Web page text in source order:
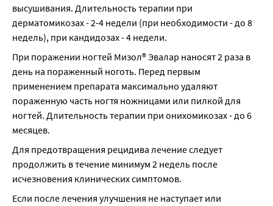
высушивания. Длительность терапии при
дерматомикозах - 2-4 недели (при необходимости - до 8
недель), при кандидозах - 4 недели.
При поражении ногтей Мизол® Эвалар наносят 2 раза в
день на пораженный ноготь. Перед первым
применением препарата максимально удаляют
пораженную часть ногтя ножницами или пилкой для
ногтей. Длительность терапии при онихомикозах - до 6
месяцев.
Для предотвращения рецидива лечение следует
продолжить в течение минимум 2 недель после
исчезновения клинических симптомов.
Если после лечения улучшения не наступает или